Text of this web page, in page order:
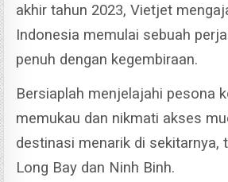
akhir tahun 2023, Vietjet
Indonesia memulai sebuah
penuh dengan kegembiraan.
Bersiaplah menjelajahi pesona
memukau dan nikmati akses
destinasi menarik di sekitarnya,
Long Bay dan Ninh Binh.